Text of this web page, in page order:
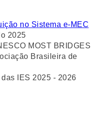
no Sistema e-MEC